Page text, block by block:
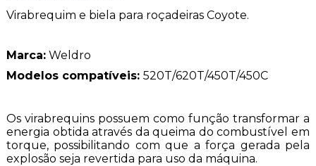
Virabrequim e biela para roçadeiras Coyote.
Marca:Weldro
Modelos compatíveis: 520T/620T/450T/450C
Os virabrequins possuem como função transformar a
energia obtida através da queima do combustível em
torque, possibilitando com que a força gerada pela
explosão seja revertida para uso da máquina.